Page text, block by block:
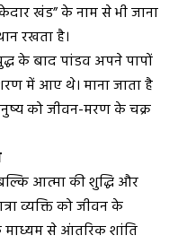
खंड” के नाम से भी जाना
रखता है।
के बाद पांडव अपने पापों
में आए थे। माना जाता है
को जीवन-मरण के चक्र
आत्मा की शुद्धि और
व्यक्ति को जीवन के
से आंतरिक शांति